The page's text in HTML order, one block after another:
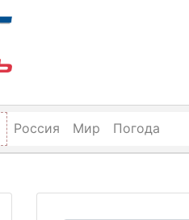
Россия Мир Погода